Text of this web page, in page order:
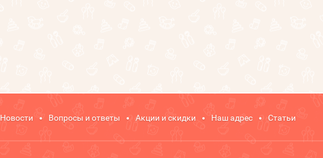
Новости Вопросы и ответы Акции и скидки Наш адрес Статьи